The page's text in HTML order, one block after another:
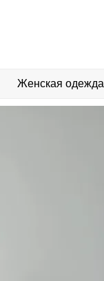
Женская одежда